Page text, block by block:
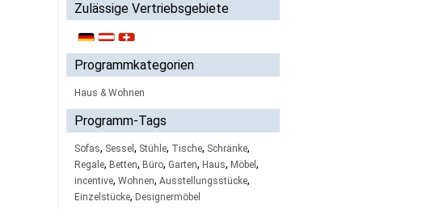
Zulässige Vertriebsgebiete
Programmkategorien
Haus & Wohnen
Programm-Tags
Sofas, Sessel , Stühle, Tische, Schränke,
Regale, Betten, Büro, Garten, Haus, Möbel ,
incentive, Wohnen, Ausstellungsstücke,
Einzelstücke, Designermöbel